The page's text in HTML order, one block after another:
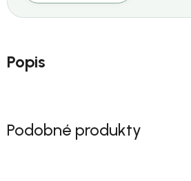
Popis
Podobné produkty